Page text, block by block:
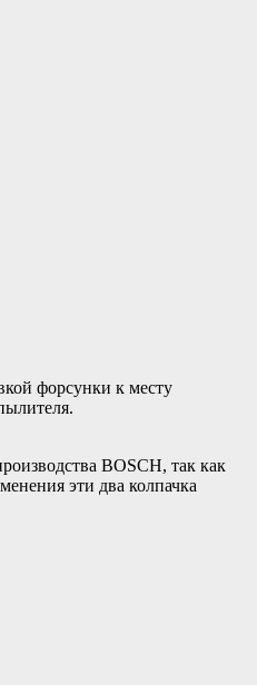
форсунки к месту
BOSCH, так как
эти два колпачка